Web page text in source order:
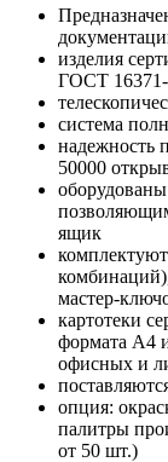
изделия
ГОСТ
система
надежность
50000
ящик
мастер-
картотеки
формата А4
офисных и
опция:
палитры
от 50 шт.)